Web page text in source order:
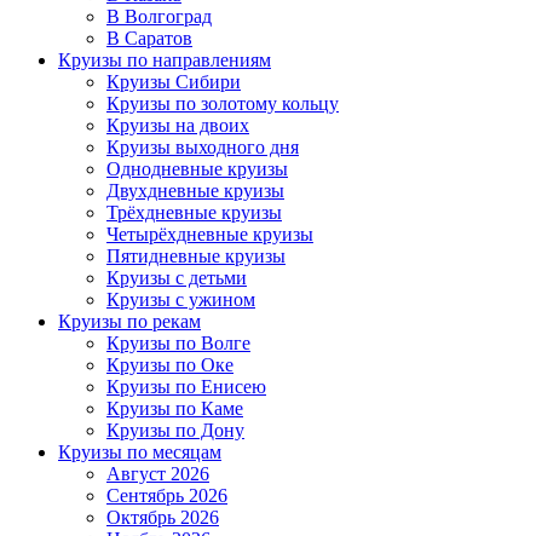
В Волгоград
В Саратов
Круизы по направлениям
Круизы Сибири
Круизы по золотому кольцу
Круизы на двоих
Круизы выходного дня
Однодневные круизы
Двухдневные круизы
Трёхдневные круизы
Четырёхдневные круизы
Пятидневные круизы
Круизы с детьми
Круизы с ужином
Круизы по рекам
Круизы по Волге
Круизы по Оке
Круизы по Енисею
Круизы по Каме
Круизы по Дону
Круизы по месяцам
Август 2026
Сентябрь 2026
Октябрь 2026